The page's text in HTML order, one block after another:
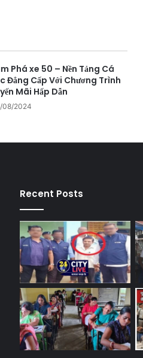
Phá xe 50 – Nền Tảng Cá
Đẳng Cấp Với Chương Trình
Mãi Hấp Dẫn
08/2024
Recent Posts